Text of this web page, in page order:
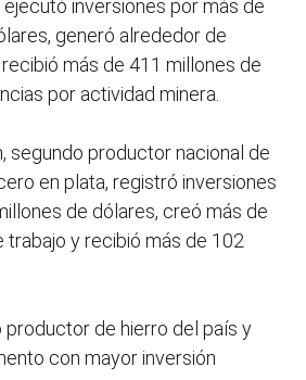
inversiones por más de
generó alrededor de
más de 411 millones de
por actividad minera.
segundo productor nacional de
en plata, registró inversiones
de dólares, creó más de
trabajo y recibió más de 102
productor de hierro del país y
con mayor inversión